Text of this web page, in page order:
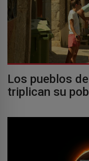
Los pueblos
triplican su